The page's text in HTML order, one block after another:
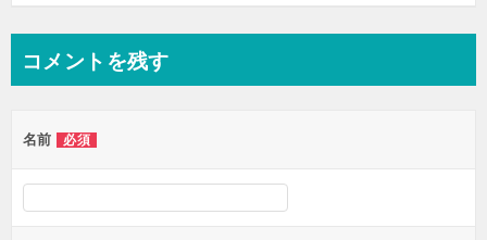
コメントを残す
名前 必須